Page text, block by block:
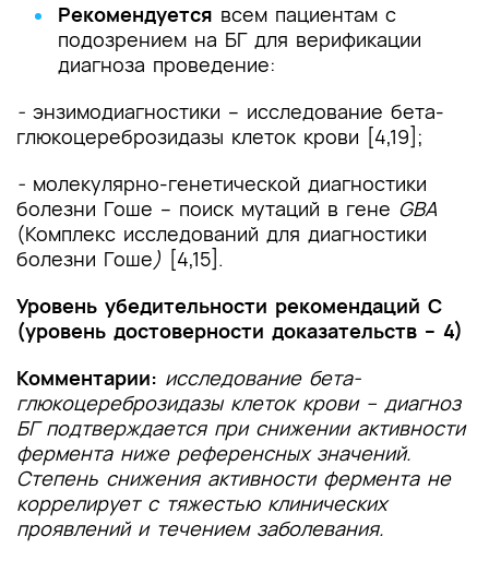
Рекомендуется всем пациентам с
подозрением на БГ для верификации
диагноза проведение:
- энзимодиагностики – исследование бета-
глюкоцереброзидазы клеток крови [4,19];
- молекулярно-генетической диагностики
болезни Гоше – поиск мутаций в гене GBA
(Комплекс исследований для диагностики
болезни Гоше) [4,15].
Уровень убедительности рекомендаций С
(уровень достоверности доказательств – 4)
Комментарии: исследование бета-
глюкоцереброзидазы клеток крови – диагноз
БГ подтверждается при снижении активности
фермента ниже референсных значений.
Степень снижения активности фермента не
коррелирует с тяжестью клинических
проявлений и течением заболевания.